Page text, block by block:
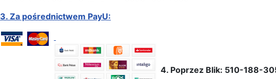
3. Za pośrednictwem PayU:
4. Poprzez Blik: 510-188-